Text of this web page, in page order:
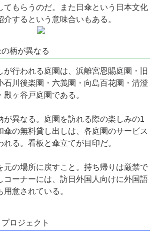
てもらうのだ。また日傘という日本文化
するという意味合いもある。
柄が異なる
が行われる庭園は、浜離宮恩賜庭園・旧
石川後楽園・六義園・向島百花園・清澄
ヶ谷戸庭園である。
が異なる。庭園を訪れる際の楽しみの1
傘の無料貸し出しは、各庭園のサービス
る。看板と傘立てが目印だ。
元の場所に戻すこと。持ち帰りは厳禁で
コーナーには、訪日外国人向けに外国語
意されている。
ロジェクト